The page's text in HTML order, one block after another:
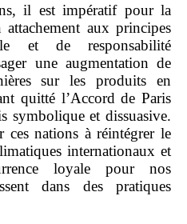
il est impératif pour la
aux principes
et de responsabilité
une augmentation de
sur les produits en
quitté l’Accord de Paris
symbolique et dissuasive.
ces nations à réintégrer le
internationaux et
loyale pour nos
dans des pratiques